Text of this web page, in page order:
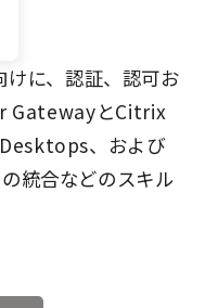
に、認証、認可お
GatewayとCitrix
、および
統合などのスキル